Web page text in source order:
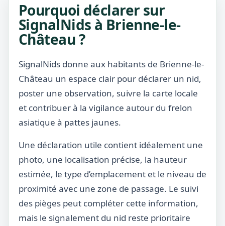
Pourquoi déclarer sur
SignalNids à Brienne-le-
Château ?
SignalNids donne aux habitants de Brienne-le-
Château un espace clair pour déclarer un nid,
poster une observation, suivre la carte locale
et contribuer à la vigilance autour du frelon
asiatique à pattes jaunes.
Une déclaration utile contient idéalement une
photo, une localisation précise, la hauteur
estimée, le type d’emplacement et le niveau de
proximité avec une zone de passage. Le suivi
des pièges peut compléter cette information,
mais le signalement du nid reste prioritaire